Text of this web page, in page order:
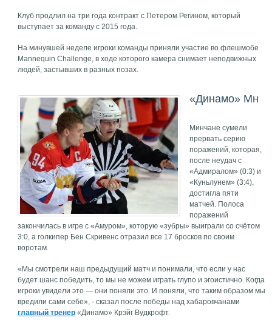
Клуб продлил на три года контракт с Петером Регином, который
выступает за команду с 2015 года.
На минувшей неделе игроки команды приняли участие во флешмобе
Мannequin Challenge, в ходе которого камера снимает неподвижных
людей, застывших в разных позах.
«Динамо» Мн
Минчане сумели
прервать серию
поражений, которая,
после неудач с
«Адмиралом» (0:3) и
«Куньлунем» (3:4),
достигла пяти
матчей. Полоса
поражений
закончилась в игре с «Амуром», которую «зубры» выиграли со счётом
3:0, а голкипер Бен Скривенс отразил все 17 бросков по своим
воротам.
«Мы смотрели наш предыдущий матч и понимали, что если у нас
будет шанс победить, то мы не можем играть глупо и эгоистично. Когда
игроки увидели это — они поняли это. И поняли, что таким образом мы
вредили сами себе», - сказал после победы над хабаровчанами
главный тренер «Динамо» Крэйг Вудкрофт.